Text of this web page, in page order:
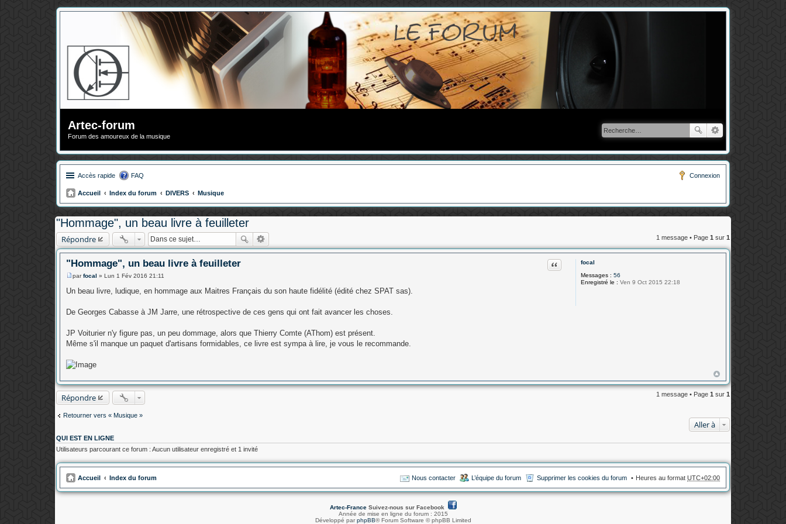
Artec-forum
Forum des amoureux de la musique
Accès rapide FAQ Connexion
Accueil Index du forum DIVERS Musique
"Hommage", un beau livre à feuilleter
Répondre 1 message • Page 1 sur 1
focal
Messages : 56
Enregistré le : Ven 9 Oct 2015 22:18
"Hommage", un beau livre à feuilleter Citation
M
s
g
parfocal » Lun 1 Fév 2016 21:11
Un beau livre, ludique, en hommage aux Maitres Français du son haute fidélité (édité chez SPAT sas).
De Georges Cabasse à JM Jarre, une rétrospective de ces gens qui ont fait avancer les choses.
JP Voiturier n'y figure pas, un peu dommage, alors que Thierry Comte (AThom) est présent.
Même s'il manque un paquet d'artisans formidables, ce livre est sympa à lire, je vous le recommande.
Répondre 1 message • Page 1 sur 1
Retourner vers « Musique »
Aller à
QUI EST EN LIGNE
Utilisateurs parcourant ce forum : Aucun utilisateur enregistré et 1 invité
Accueil Index du forum Heures au format UTC+02:00
Supprimer les cookies du forum
L’équipe du forum
Nous contacter
Artec-FranceSuivez-nous sur Facebook
Année de mise en ligne du forum : 2015
Développé par phpBB® Forum Software © phpBB Limited